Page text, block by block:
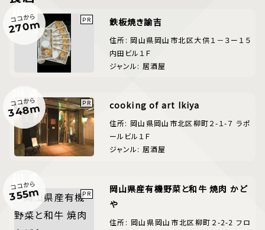
ココから
270m 鉄板焼き諭吉
住所: 岡山県岡山市北区大供１－３ー１５
内田ビル１Ｆ
ジャンル: 居酒屋
ココから
348m cooking of art Ikiya
住所: 岡山県岡山市北区柳町２-１-７ ラポ
ールビル１Ｆ
ジャンル: 居酒屋
ココから
355m
岡山県産有機野菜と和牛 焼肉 かど
や
住所: 岡山県岡山市北区柳町２-2-2 フロ